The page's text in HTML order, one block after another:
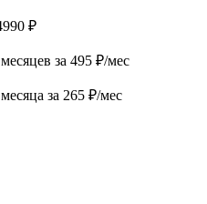
₽
за 495 ₽/мес
за 265 ₽/мес